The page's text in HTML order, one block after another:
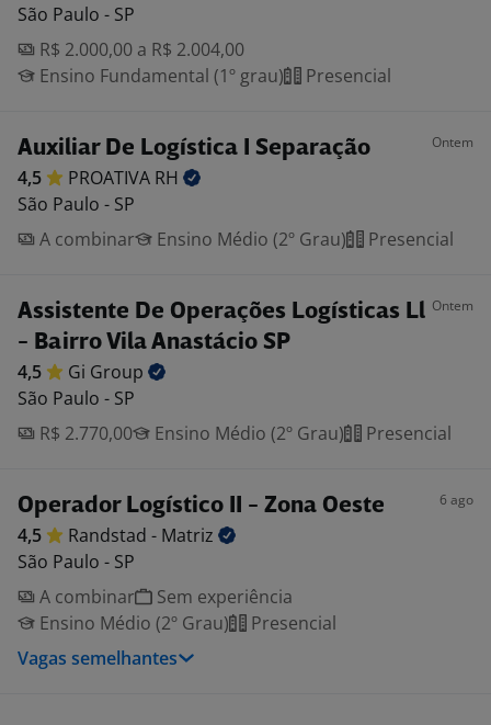
São Paulo - SP
R$ 2.000,00 a R$ 2.004,00
Ensino Fundamental (1º grau)
Presencial
Auxiliar De Logística I Separação Ontem
4,5 PROATIVA RH
São Paulo - SP
A combinar
Ensino Médio (2º Grau) Presencial
Assistente De Operações Logísticas Ll
- Bairro Vila Anastácio SP
Ontem
4,5 Gi Group
São Paulo - SP
R$ 2.770,00
Ensino Médio (2º Grau) Presencial
Operador Logístico II - Zona Oeste 6 ago
4,5 Randstad - Matriz
São Paulo - SP
A combinar
Sem experiência
Ensino Médio (2º Grau)
Presencial
Vagas semelhantes